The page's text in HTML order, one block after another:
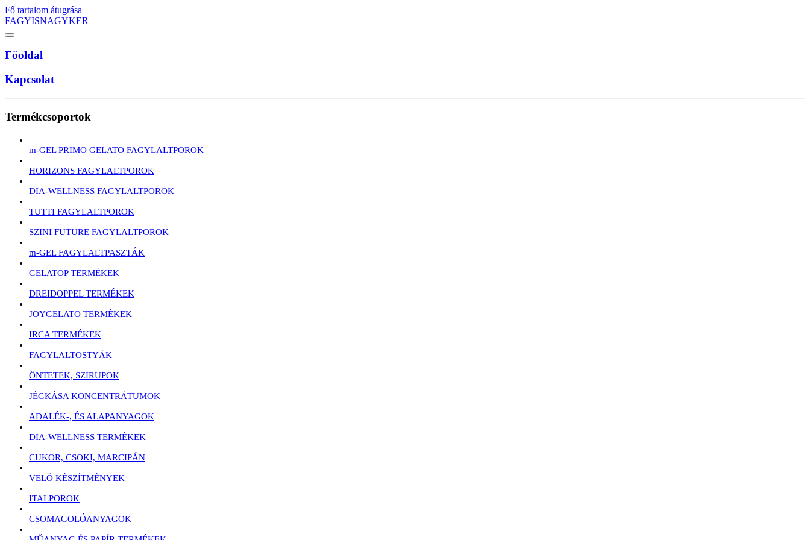
Fő tartalom átugrása
FAGYISNAGYKER
Főoldal
Kapcsolat
Termékcsoportok
m-GEL PRIMO GELATO FAGYLALTPOROK
HORIZONS FAGYLALTPOROK
DIA-WELLNESS FAGYLALTPOROK
TUTTI FAGYLALTPOROK
SZINI FUTURE FAGYLALTPOROK
m-GEL FAGYLALTPASZTÁK
GELATOP TERMÉKEK
DREIDOPPEL TERMÉKEK
JOYGELATO TERMÉKEK
IRCA TERMÉKEK
FAGYLALTOSTYÁK
ÖNTETEK, SZIRUPOK
JÉGKÁSA KONCENTRÁTUMOK
ADALÉK-, ÉS ALAPANYAGOK
DIA-WELLNESS TERMÉKEK
CUKOR, CSOKI, MARCIPÁN
VELŐ KÉSZÍTMÉNYEK
ITALPOROK
CSOMAGOLÓANYAGOK